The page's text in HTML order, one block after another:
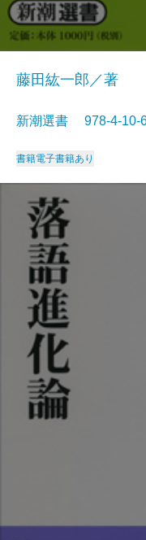
藤田紘一郎／著
新潮選書 978-4-
書籍電子書籍あり